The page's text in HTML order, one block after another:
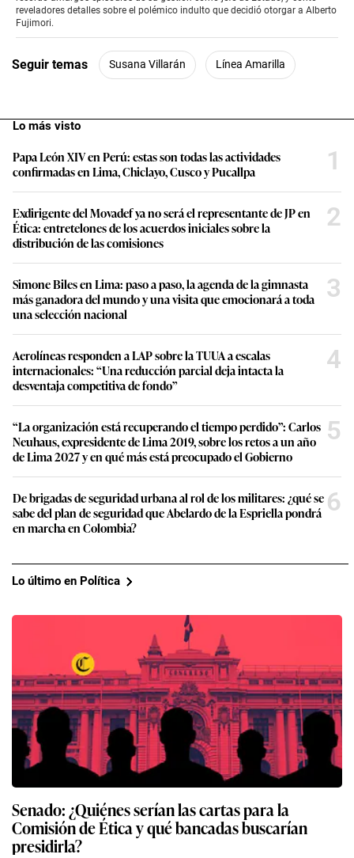
47
seconds
reveladores detalles sobre el polémico indulto que decidió otorgar a Alberto
Fujimori.
Seguir temas Susana Villarán Línea Amarilla
Lo más visto
Papa León XIV en Perú: estas son todas las actividades
confirmadas en Lima, Chiclayo, Cusco y Pucallpa
1
Exdirigente del Movadef ya no será el representante de JP en
Ética: entretelones de los acuerdos iniciales sobre la
distribución de las comisiones
2
Simone Biles en Lima: paso a paso, la agenda de la gimnasta
más ganadora del mundo y una visita que emocionará a toda
una selección nacional
3
Aerolíneas responden a LAP sobre la TUUA a escalas
internacionales: “Una reducción parcial deja intacta la
desventaja competitiva de fondo”
4
“La organización está recuperando el tiempo perdido”: Carlos
Neuhaus, expresidente de Lima 2019, sobre los retos a un año
de Lima 2027 y en qué más está preocupado el Gobierno
5
De brigadas de seguridad urbana al rol de los militares: ¿qué se
sabe del plan de seguridad que Abelardo de la Espriella pondrá
en marcha en Colombia?
6
Lo último en Política
Senado: ¿Quiénes serían las cartas para la
Comisión de Ética y qué bancadas buscarían
presidirla?